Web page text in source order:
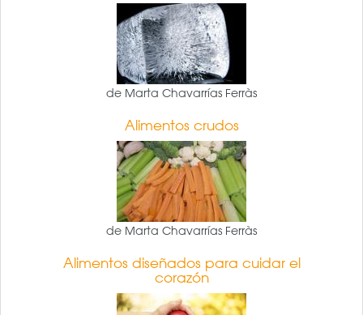
de Marta Chavarrías Ferràs
Alimentos crudos
de Marta Chavarrías Ferràs
Alimentos diseñados para cuidar el
corazón